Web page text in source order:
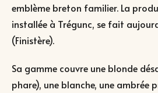
emblème breton familier. La
installée à Trégunc, se fait
(Finistère).
Sa gamme couvre une blonde
phare), une blanche, une ambrée